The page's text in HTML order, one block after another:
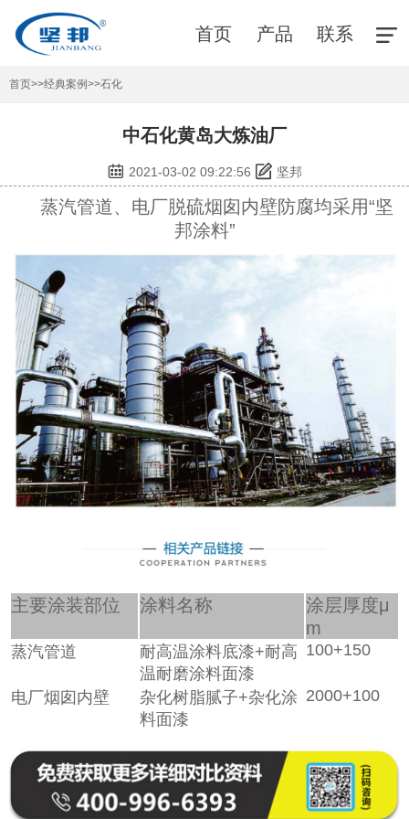
首页 产品 联系
首页>>经典案例>>石化
中石化黄岛大炼油厂
2021-03-02 09:22:56 坚邦
蒸汽管道、电厂脱硫烟囱内壁防腐均采用“坚
邦涂料”
主要涂装部位 涂料名称
涂层厚度μ
m
蒸汽管道 耐高温涂料底漆+耐高
温耐磨涂料面漆
100+150
电厂烟囱内壁
杂化树脂腻子+杂化涂
料面漆
2000+100